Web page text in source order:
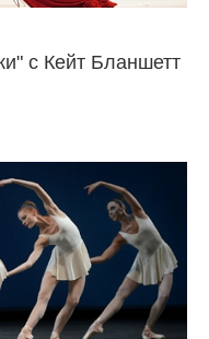
с Кейт Бланшетт